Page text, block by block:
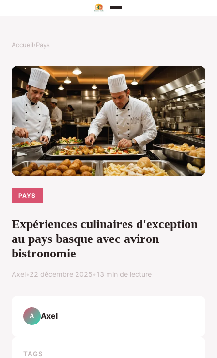
Accueil›Pays
PAYS
Expériences culinaires d'exception
au pays basque avec aviron
bistronomie
Axel•22 décembre 2025•13 min de lecture
A Axel
TAGS